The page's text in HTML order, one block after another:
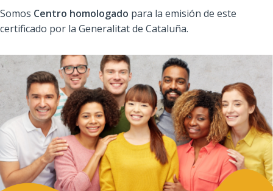
Somos Centro homologado para la emisión de este
certificado por la Generalitat de Cataluña.